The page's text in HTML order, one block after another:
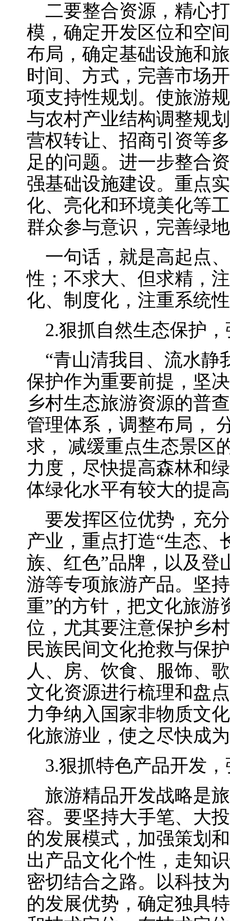
二要整合资源，精心
模，确定开发区位和空
布局，确定基础设施和
时间、方式，完善市场
项支持性规划。使旅游
与农村产业结构调整规
营权转让、招商引资等
足的问题。进一步整合
强基础设施建设。重点
化、亮化和环境美化等
群众参与意识，完善绿
一句话，就是高起点
性；不求大、但求精，
化、制度化，注重系统
2.狠抓自然生态保护，
“青山清我目、流水静
保护作为重要前提，坚
乡村生态旅游资源的普
管理体系，调整布局，
求， 减缓重点生态景区
力度，尽快提高森林和
体绿化水平有较大的提
要发挥区位优势，充
产业，重点打造“生态
族、红色”品牌，以及登
游等专项旅游产品。坚
重”的方针，把文化旅游
位，尤其要注意保护乡
民族民间文化抢救与保
人、房、饮食、服饰、
文化资源进行梳理和盘
力争纳入国家非物质文
化旅游业，使之尽快成
3.狠抓特色产品开发，
旅游精品开发战略是
容。要坚持大手笔、大
的发展模式，加强策划
出产品文化个性，走知
密切结合之路。以科技
的发展优势，确定独具